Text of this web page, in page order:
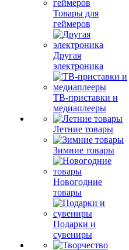
Товары для
геймеров
Другая
электроника
ТВ-приставки и
медиаплееры
Летние товары
Зимние товары
Новогодние
товары
Подарки и
сувениры